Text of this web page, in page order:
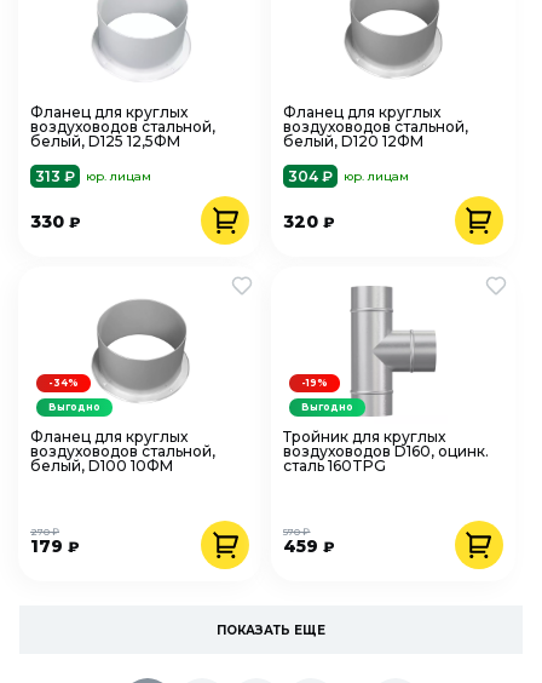
Фланец для круглых
воздуховодов стальной,
белый, D125 12,5ФМ
313 ₽
юр. лицам
330 ₽
Фланец для круглых
воздуховодов стальной,
белый, D120 12ФМ
304 ₽
юр. лицам
320₽
Фланец для круглых
воздуховодов стальной,
белый, D100 10ФМ
179 ₽
270 ₽
-34%
Выгодно
Тройник для круглых
воздуховодов D160, оцинк.
сталь 160TPG
459₽
570 ₽
-19%
Выгодно
ПОКАЗАТЬ ЕЩЕ